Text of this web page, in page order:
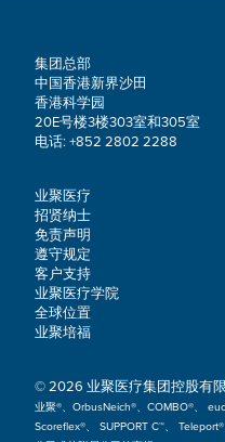
集团总部
中国香港新界沙田
香港科学园
20E号楼3楼303室和305室
电话: +852 2802 2288
业聚医疗
招贤纳士
免责声明
遵守规定
客户支持
业聚医疗学院
全球位置
业聚培福
© 2026 业聚医疗集团控股有
业聚®、OrbusNeich®、COMBO®、
Scoreflex®、 SUPPORT C™、